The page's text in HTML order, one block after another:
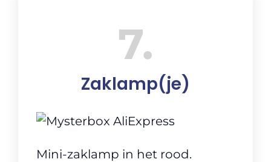
7
Zaklamp(je)
Mini-zaklamp in het rood.